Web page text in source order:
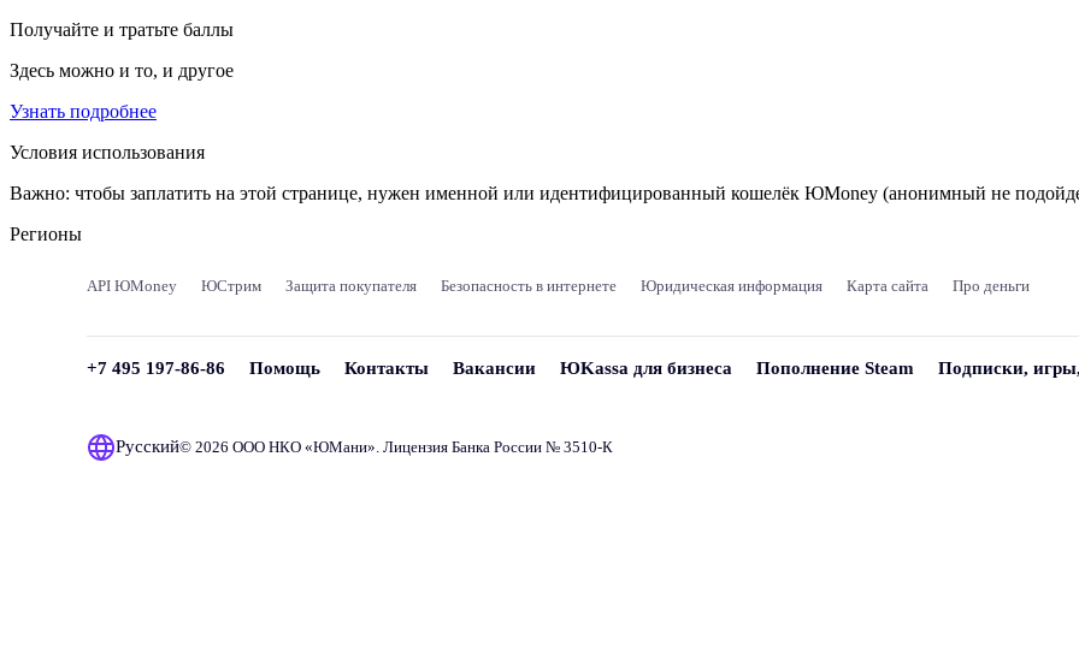
Получайте и тратьте баллы
Здесь можно и то, и другое
Узнать подробнее
Условия использования
Важно: чтобы заплатить на этой странице, нужен именной или идентифицированный кошелёк ЮMoney (анонимный не
Регионы
API ЮMoney ЮСтрим Защита покупателя Безопасность в интернете Юридическая информация Карта сайта Про деньги
+7 495 197-86-86 Помощь Контакты Вакансии ЮKassa для бизнеса Пополнение Steam Подписки,
Русский© 2026 ООО НКО «ЮМани». Лицензия Банка России № 3510‑К